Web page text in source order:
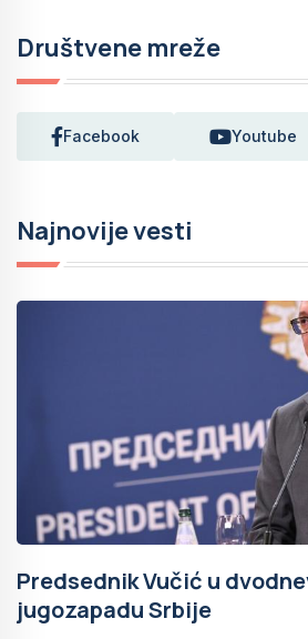
Društvene mreže
Facebook Youtube
Najnovije vesti
Predsednik Vučić u
jugozapadu Srbije